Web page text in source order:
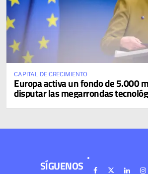
CAPITAL DE CRECIMIENTO
Europa activa un fondo de 5.000
disputar las megarrondas
SÍGUENOS